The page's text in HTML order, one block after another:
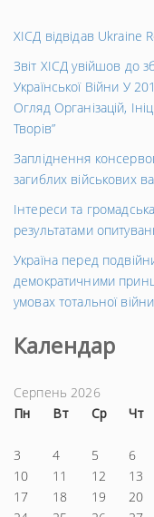
ХІСД відвідав Ukraine
Звіт ХІСД увійшов до
Української Війни У
Огляд Організацій,
Творів”
Запліднення
загиблих військових
Інтереси та
результатами
Україна перед
демократичними
умовах тотальної
Календар
Серпень 2026
Пн
Вт Ср Чт
3
4 5 6
10
11 12 13
17
18 19 20